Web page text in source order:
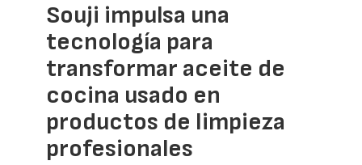
Souji impulsa una
tecnología para
transformar aceite de
cocina usado en
productos de limpieza
profesionales